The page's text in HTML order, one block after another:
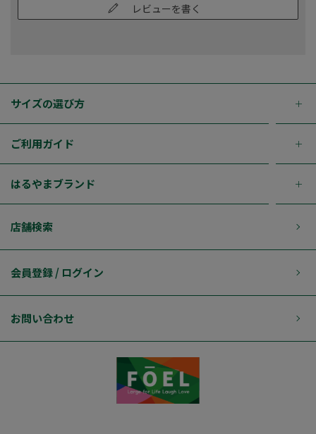
レビューを書く
サイズの選び方
ご利用ガイド
はるやまブランド
店舗検索
会員登録 / ログイン
お問い合わせ